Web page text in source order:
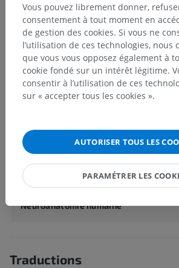
Anatomie humaine 2
Corps humain > Systèmes
Système nerveux > Système
Encéphale> Cervelet> Pédoncules
Pédoncule cérébelleux inférieur
Structures sous-jacentes :
Anatomie humaine 1
Neuroanatomie humaine
Traductions
Vous pouvez librement donner,
consentement à tout moment en
de gestion des cookies. Si vous ne
l’utilisation de ces technologies, nous
que vous vous opposez également à
cookie fondé sur un intérêt légitime.
consentir à l’utilisation de ces
sur « accepter tous les cookies ».
AUTORISER TOUS LES
PARAMÉTRER LES